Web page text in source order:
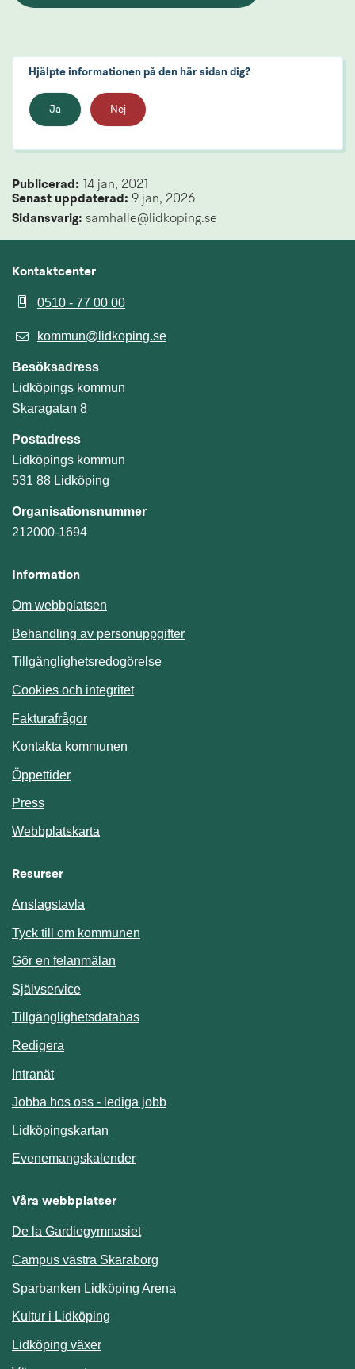
Hjälpte informationen på den här sidan dig?
Ja Nej
Publicerad: 14 jan, 2021
Senast uppdaterad: 9 jan, 2026
Sidansvarig: samhalle@lidkoping.se
Kontaktcenter
0510 - 77 00 00
kommun@lidkoping.se
Besöksadress
Lidköpings kommun
Skaragatan 8
Postadress
Lidköpings kommun
531 88 Lidköping
Organisationsnummer
212000-1694
Information
Om webbplatsen
Behandling av personuppgifter
Tillgänglighetsredogörelse
Cookies och integritet
Fakturafrågor
Kontakta kommunen
Öppettider
Press
Webbplatskarta
Resurser
Anslagstavla
Tyck till om kommunen
Gör en felanmälan
SjälvserviceLänk till annan webbplats.
TillgänglighetsdatabasLänk till annan webbplats.
Redigera
IntranätLänk till annan webbplats.
Jobba hos oss - lediga jobb
Lidköpingskartan
EvenemangskalenderLänk till annan webbplats.
Våra webbplatser
De la Gardiegymnasiet
Campus västra Skaraborg
Sparbanken Lidköping Arena
Kultur i Lidköping
Lidköping växer